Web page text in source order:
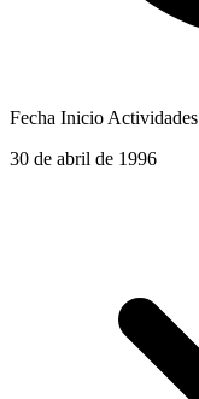
Fecha Inicio Actividades
30 de abril de 1996